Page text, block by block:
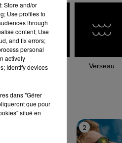
Capricorne Verseau
le top
2
Store and/or
Use profiles to
through
content; Use
and fix errors;
personal
actively
Identify devices
dans "Gérer
que pour
situé en